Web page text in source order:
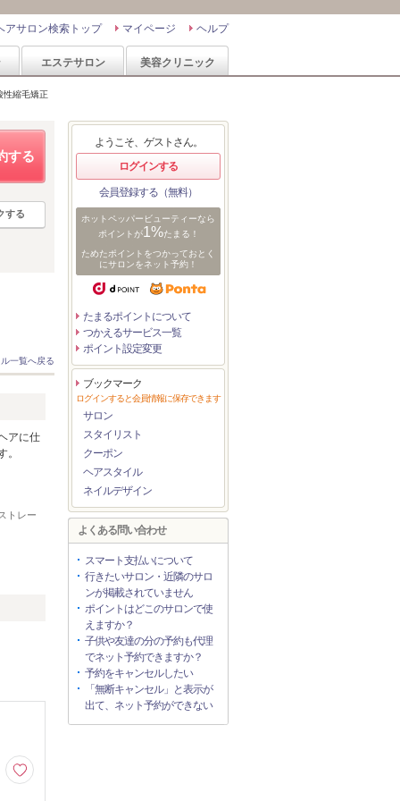
ヘルプ
マイページ
アサロン検索トップ
エステサロン 美容クリニック
性縮毛矯正
する
する
一覧へ戻る
アに仕
。
トレー
ようこそ、ゲストさん。
ログインする
会員登録する（無料）
ホットペッパービューティーなら
ポイントが1%たまる！
ためたポイントをつかっておとく
にサロンをネット予約！
たまるポイントについて
つかえるサービス一覧
ポイント設定変更
ブックマーク
ログインすると会員情報に保存できます
サロン
スタイリスト
クーポン
ヘアスタイル
ネイルデザイン
よくある問い合わせ
スマート支払いについて
行きたいサロン・近隣のサロ
ンが掲載されていません
ポイントはどこのサロンで使
えますか？
子供や友達の分の予約も代理
でネット予約できますか？
予約をキャンセルしたい
「無断キャンセル」と表示が
出て、ネット予約ができない